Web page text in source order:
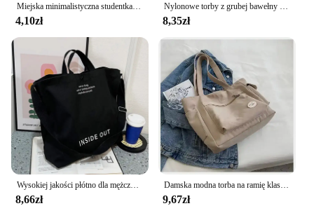
Miejska minimalistyczna studentka o dużej pojemności dojazdy do pracy poziome płótno jedno ramię przekątna krzyż przenośna torba z grubej bawełny
4,10zł
Nylonowe torby z grubej bawełny o dużej pojemności do pracy Torba do noszenia w stylu college'u Strój studencki Książka Torba na ramię
8,35zł
Wysokiej jakości płótno dla mężczyzn i kobiet Prosta torba na ramię Gruba torba na ramię Duża pojemność Pakiet artystyczny dla studentów Tornister
8,66zł
Damska modna torba na ramię klasa o dużej pojemności torba studencka 2024 nowa płócienna torebka dojazdowa torebka damska
9,67zł